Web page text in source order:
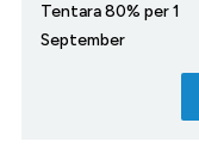
Tentara 80% per 1
September